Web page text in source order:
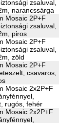
zsaluval,
narancssárga
Mosaic 2P+F
zsaluval,
piros
Mosaic 2P+F
zsaluval,
zöld
Mosaic 2P+F
csavaros,
Mosaic 2x2P+F
rugós, fehér
Mosaic 2x2P+F